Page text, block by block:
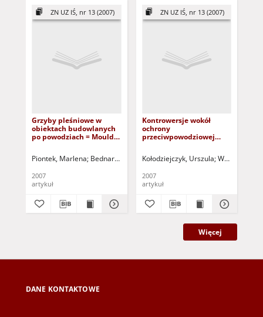
ZN UZ IŚ, nr 13 (2007)
Grzyby pleśniowe w
obiektach budowlanych
po powodziach = Moulds
Piontek, Marlena Bednar, Katarzyna Greinert, Andrzej - red.
2007
artykuł
ZN UZ IŚ, nr 13 (2007)
Kontrowersje wokół
ochrony
przeciwpowodziowej
of Słubice city
Kołodziejczyk, Urszula Warcholak,
2007
artykuł
Więcej
DANE KONTAKTOWE